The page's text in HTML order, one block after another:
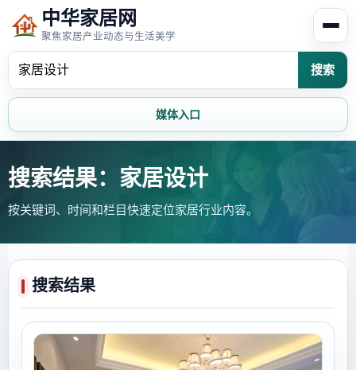
中华家居网
聚焦家居产业动态与生活美学
搜索
媒体入口
首页 家居资讯
家居风水 家居欣赏
家装攻略 创意家居
搜索结果：家居设计
按关键词、时间和栏目快速定位家居行业内容。
搜索结果